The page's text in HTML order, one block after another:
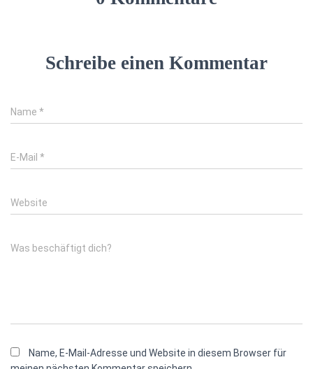
Schreibe einen Kommentar
Name *
E-Mail *
Website
Was beschäftigt dich?
Name, E-Mail-Adresse und Website in diesem Browser für